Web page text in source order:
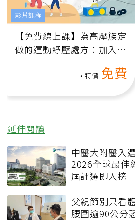
【免費線上課】為高壓族定
做的運動紓壓處方：加入行
特價 免費
影片課程
延伸閱讀
中醫大附醫入
2026全球最佳
屆評選即入榜
父親節別只看
腰圍逾90公分